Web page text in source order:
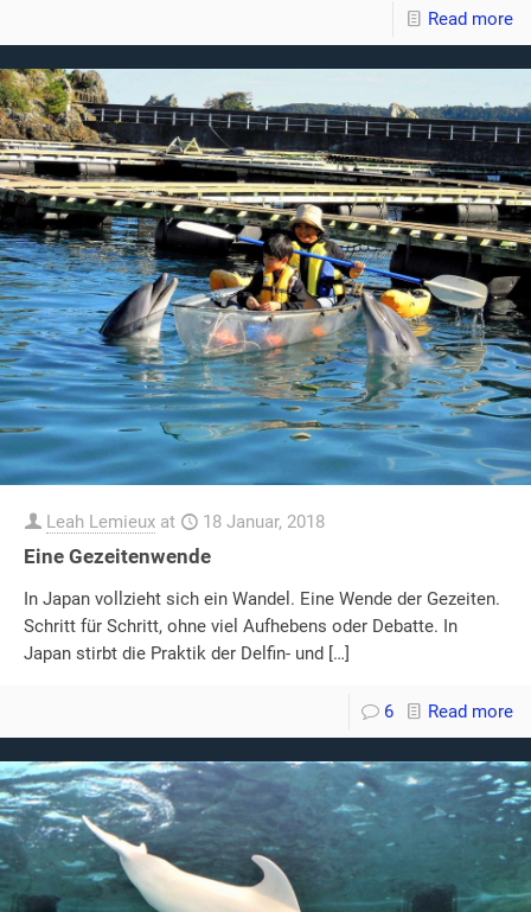
Read more
Leah Lemieux at 18 Januar, 2018
Eine Gezeitenwende
In Japan vollzieht sich ein Wandel. Eine Wende der Gezeiten.
Schritt für Schritt, ohne viel Aufhebens oder Debatte. In
Japan stirbt die Praktik der Delfin- und […]
6 Read more